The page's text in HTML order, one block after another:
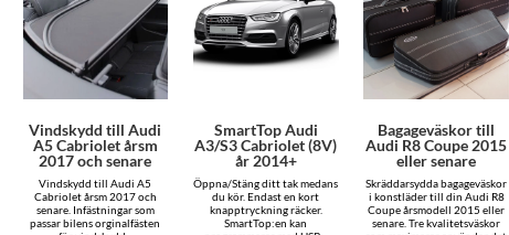
Vindskydd till Audi
A5 Cabriolet årsm
2017 och senare
Vindskydd till Audi A5
Cabriolet årsm 2017 och
senare. Infästningar som
passar bilens orginalfästen
SmartTop Audi
A3/S3 Cabriolet (8V)
år 2014+
Öppna/Stäng ditt tak medans
du kör. Endast en kort
knapptryckning räcker.
SmartTop:en kan
Bagageväskor till
Audi R8 Coupe 2015
eller senare
Skräddarsydda bagageväskor
i konstläder till din Audi R8
Coupe årsmodell 2015 eller
senare. Tre kvalitetsväskor